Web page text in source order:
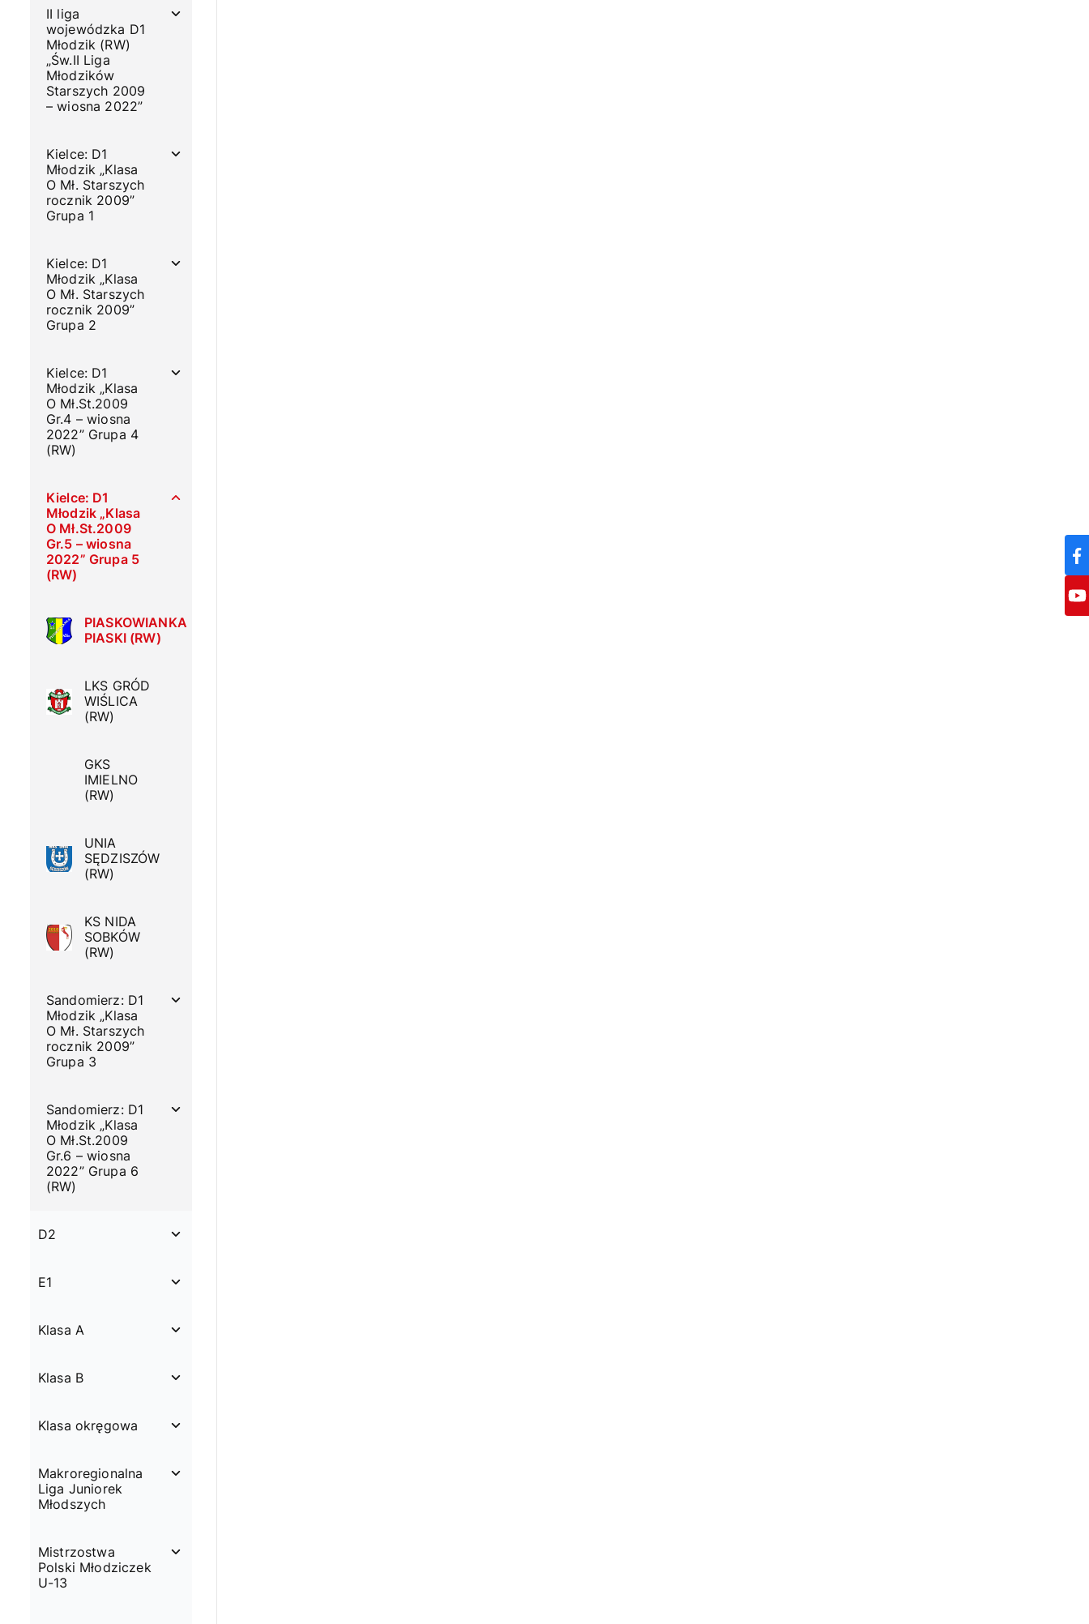
II liga
wojewódzka D1
Młodzik (RW)
„Św.II Liga
Młodzików
Starszych 2009
– wiosna 2022”
Kielce: D1
Młodzik „Klasa
O Mł. Starszych
rocznik 2009”
Grupa 1
Kielce: D1
Młodzik „Klasa
O Mł. Starszych
rocznik 2009”
Grupa 2
Kielce: D1
Młodzik „Klasa
O Mł.St.2009
Gr.4 – wiosna
2022” Grupa 4
(RW)
Kielce: D1
Młodzik „Klasa
O Mł.St.2009
Gr.5 – wiosna
2022” Grupa 5
(RW)
PIASKOWIANKA
PIASKI (RW)
LKS GRÓD
WIŚLICA
(RW)
GKS
IMIELNO
(RW)
UNIA
SĘDZISZÓW
(RW)
KS NIDA
SOBKÓW
(RW)
Sandomierz: D1
Młodzik „Klasa
O Mł. Starszych
rocznik 2009”
Grupa 3
Sandomierz: D1
Młodzik „Klasa
O Mł.St.2009
Gr.6 – wiosna
2022” Grupa 6
(RW)
D2
E1
Klasa A
Klasa B
Klasa okręgowa
Makroregionalna
Liga Juniorek
Młodszych
Mistrzostwa
Polski Młodziczek
U-13